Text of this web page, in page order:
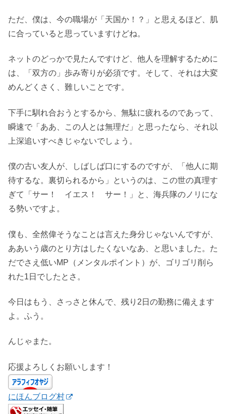
ただ、僕は、今の職場が「天国か！？」と思えるほど、肌
に合っていると思っていますけどね。
ネットのどっかで見たんですけど、他人を理解するために
は、「双方の」歩み寄りが必須です。そして、それは大変
めんどくさく、難しいことです。
下手に馴れ合おうとするから、無駄に疲れるのであって、
瞬速で「ああ、この人とは無理だ」と思ったなら、それ以
上深追いすべきじゃないでしょう。
僕の古い友人が、しばしば口にするのですが、「他人に期
待するな。裏切られるから」というのは、この世の真理す
ぎて「サー！ イエス！ サー！」と、海兵隊のノリにな
る勢いですよ。
僕も、全然偉そうなことは言えた身分じゃないんですが、
ああいう歳のとり方はしたくないなあ、と思いました。た
だでさえ低いMP（メンタルポイント）が、ゴリゴリ削ら
れた1日でしたとさ。
今日はもう、さっさと休んで、残り2日の勤務に備えます
よ。ふう。
んじゃまた。
応援よろしくお願いします！
にほんブログ村